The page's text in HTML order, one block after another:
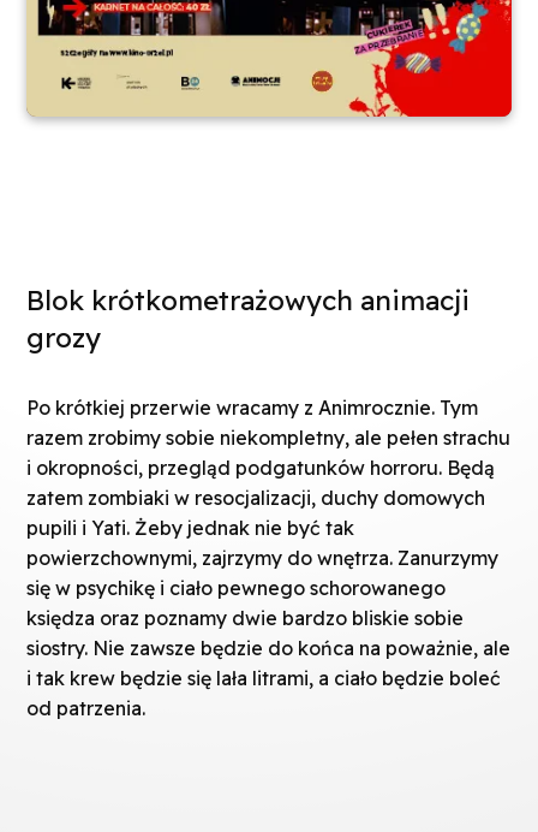
Blok krótkometrażowych animacji
grozy
Po krótkiej przerwie wracamy z Animrocznie. Tym
razem zrobimy sobie niekompletny, ale pełen strachu
i okropności, przegląd podgatunków horroru. Będą
zatem zombiaki w resocjalizacji, duchy domowych
pupili i Yati. Żeby jednak nie być tak
powierzchownymi, zajrzymy do wnętrza. Zanurzymy
się w psychikę i ciało pewnego schorowanego
księdza oraz poznamy dwie bardzo bliskie sobie
siostry. Nie zawsze będzie do końca na poważnie, ale
i tak krew będzie się lała litrami, a ciało będzie boleć
od patrzenia.